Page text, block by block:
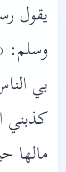
يقول
وسلم:
بي
كذبني
مالها